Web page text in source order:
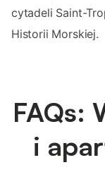
cytadeli Saint-
Historii Morskiej.
FAQs:
i